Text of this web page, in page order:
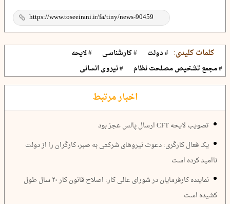
کلمات کلیدی: # دولت # کارشناسی
# لایحه
# مجمع تشخیص مصلحت نظام
# نیروی انسانی
اخبار مرتبط
تصویب لایحه CFT ارسال پالس عجز بود
یک فعال کارگری: دعوت نیروهای شرکتی به صبر، کارگران را از دولت
ناامید کرده است
نماینده کارفرمایان در شورای عالی کار: اصلاح قانون کار ۲۰ سال طول
کشیده است